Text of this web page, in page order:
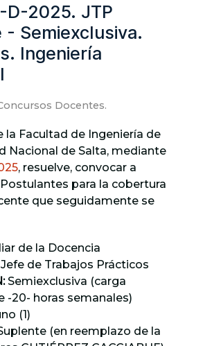
D-2025. JTP
- Semiexclusiva.
Ingeniería
Docentes.
la Facultad de Ingeniería de
Nacional de Salta, mediante
, resuelve, convocar a
para la cobertura
que seguidamente se
de la Docencia
de Trabajos Prácticos
Semiexclusiva (carga
-20- horas semanales)
(1)
(en reemplazo de la